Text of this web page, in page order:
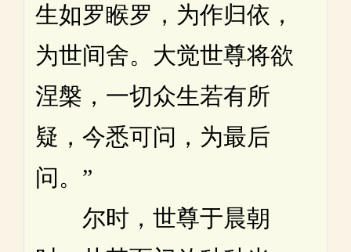
生如罗睺罗，为作归依，
为世间舍。大觉世尊将欲
涅槃，一切众生若有所
疑，今悉可问，为最后
问。”
尔时，世尊于晨朝